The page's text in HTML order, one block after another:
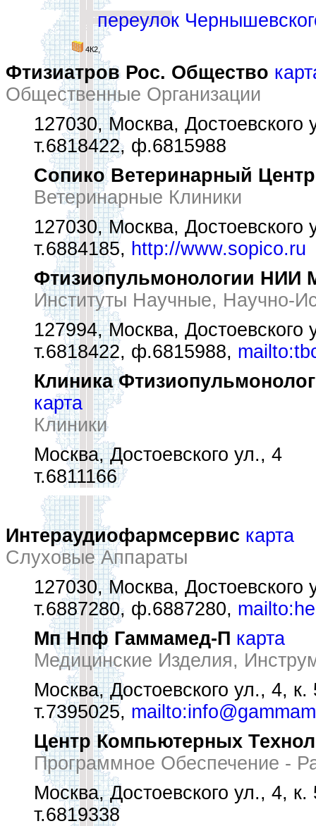
переулок
4К2,
Фтизиатров Рос. Общество
Общественные Организации
127030, Москва, Достоевского
т.6818422, ф.6815988
Сопико Ветеринарный Центр
Ветеринарные Клиники
127030, Москва, Достоевского
т.6884185, http://www.sopico.ru
Фтизиопульмонологии НИИ
Институты Научные, Научно-
127994, Москва, Достоевского
т.6818422, ф.6815988,
Клиника
карта
Клиники
Москва, Достоевского ул., 4
т.6811166
Интераудиофармсервис карта
Слуховые Аппараты
127030, Москва, Достоевского
т.6887280, ф.6887280,
Мп Нпф Гаммамед-П карта
Медицинские Изделия,
Москва, Достоевского ул., 4, к.
т.7395025,
Центр Компьютерных
Программное Обеспечение -
Москва, Достоевского ул., 4, к.
т.6819338